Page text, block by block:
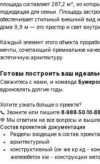
площадь составляет 287,2 м², из
подходящая для семьи. Площадь
обеспечивает стильный внешний вид
дома 9,9 м — это простор и свет
Каждый элемент этого объекта
мечты, сочетающий премиальное
эстетичную архитектуру.
Готовы построить ваш
Свяжитесь с нами, и команда
вдохновлять долгие годы.
Хотите узнать больше о проекте?
📞 Звоните или пишите
💬 Мы ответим на все вопросы и
Состав проектной документации
Разделы входящие в состав
архитектурный
конструктивный (он же кр кд -
железобетон км - конструкции